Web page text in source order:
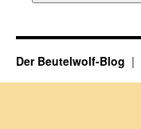
Der Beutelwolf-Blog